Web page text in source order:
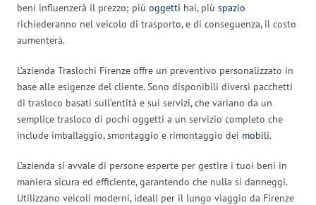
beni influenzerà il prezzo; più oggetti hai, più spazio
richiederanno nel veicolo di trasporto, e di conseguenza, il costo
aumenterà.
L’azienda Traslochi Firenze offre un preventivo personalizzato in
base alle esigenze del cliente. Sono disponibili diversi pacchetti
di trasloco basati sull’entità e sui servizi, che variano da un
semplice trasloco di pochi oggetti a un servizio completo che
include imballaggio, smontaggio e rimontaggio dei mobili.
L’azienda si avvale di persone esperte per gestire i tuoi beni in
maniera sicura ed efficiente, garantendo che nulla si danneggi.
Utilizzano veicoli moderni, ideali per il lungo viaggio da Firenze